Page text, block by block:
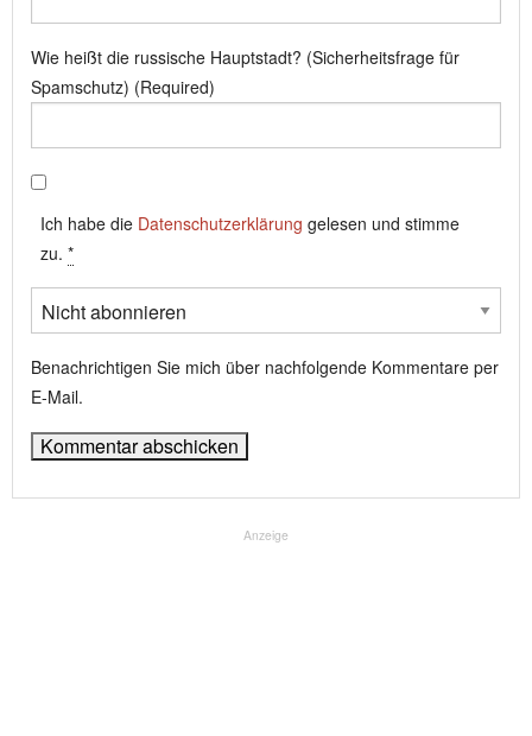
Wie heißt die russische Hauptstadt? (Sicherheitsfrage für
Spamschutz) (Required)
Ich habe die Datenschutzerklärung gelesen und stimme
zu. *
Benachrichtigen Sie mich über nachfolgende Kommentare per
E-Mail.
Anzeige